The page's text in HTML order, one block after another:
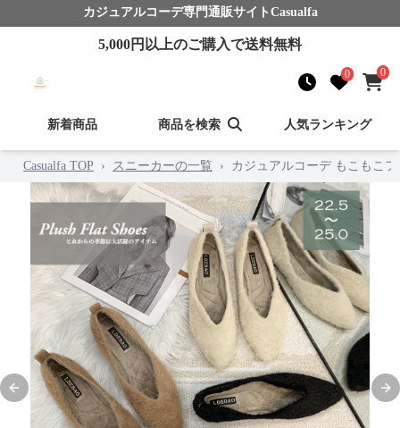
カジュアルコーデ専門通販サイト Casualfa
5,000円以上のご購入で送料無料
0 0
新着商品 商品を検索 人気ランキング
Casualfa TOP › スニーカーの一覧 › カジュアルコーデ もこもこ
Previous slide